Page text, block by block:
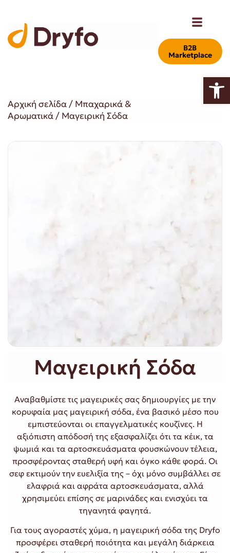
Β2Β
Marketplace
Αρχική σελίδα/ Μπαχαρικά &
Αρωματικά/ Μαγειρική Σόδα
Μαγειρική Σόδα
Αναβαθμίστε τις μαγειρικές σας δημιουργίες με την
κορυφαία μας μαγειρική σόδα, ένα βασικό μέσο που
εμπιστεύονται οι επαγγελματικές κουζίνες. Η
αξιόπιστη απόδοσή της εξασφαλίζει ότι τα κέικ, τα
ψωμιά και τα αρτοσκευάσματα φουσκώνουν τέλεια,
προσφέροντας σταθερή υφή και όγκο κάθε φορά. Οι
σεφ εκτιμούν την ευελιξία της – όχι μόνο συμβάλλει σε
ελαφριά και αφράτα αρτοσκευάσματα, αλλά
χρησιμεύει επίσης σε μαρινάδες και ενισχύει τα
τηγανητά φαγητά.
Για τους αγοραστές χύμα, η μαγειρική σόδα της Dryfo
προσφέρει σταθερή ποιότητα και μεγάλη διάρκεια